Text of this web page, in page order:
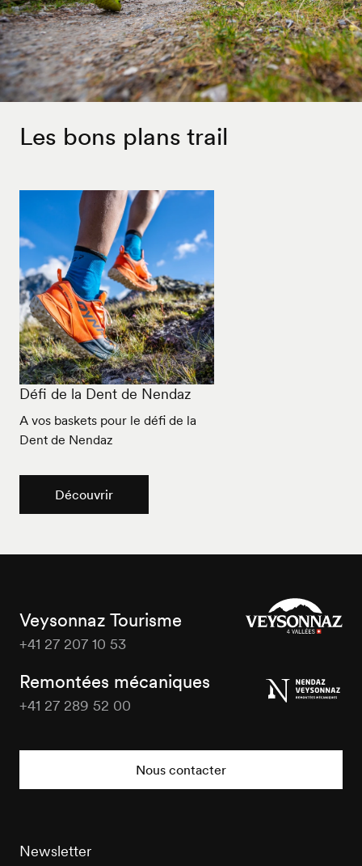
Les bons plans trail
Défi de la Dent de Nendaz
A vos baskets pour le défi de la
Dent de Nendaz
Découvrir
Veysonnaz Tourisme
+41 27 207 10 53
Remontées mécaniques
+41 27 289 52 00
Nous contacter
Newsletter